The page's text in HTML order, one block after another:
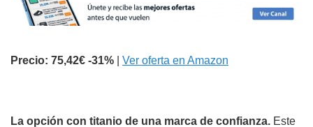
Precio: 75,42€ -31% Ver oferta en Amazon
La opción con titanio de una marca de confianza. Este